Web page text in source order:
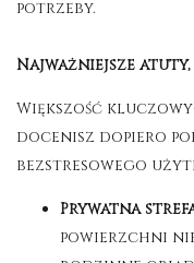
potrzeby.
Najważniejsze
Większość
docenisz dopiero
bezstresowego
Prywatna
powierzchni